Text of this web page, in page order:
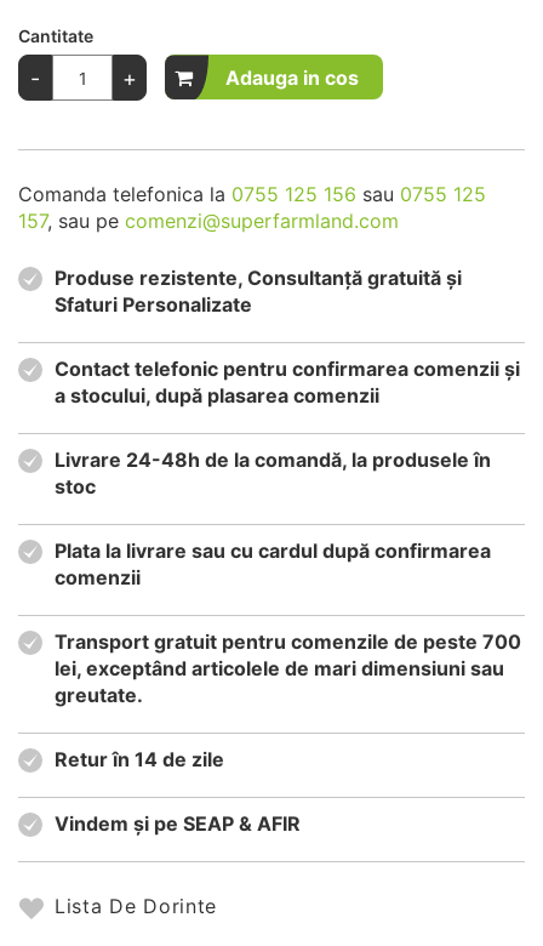
Cantitate
- + Adauga in cos
Comanda telefonica la 0755 125 156 sau 0755 125
157, sau pe comenzi@superfarmland.com
Produse rezistente, Consultanță gratuită și
Sfaturi Personalizate
Contact telefonic pentru confirmarea comenzii și
a stocului, după plasarea comenzii
Livrare 24-48h de la comandă, la produsele în
stoc
Plata la livrare sau cu cardul după confirmarea
comenzii
Transport gratuit pentru comenzile de peste 700
lei, exceptând articolele de mari dimensiuni sau
greutate.
Retur în 14 de zile
Vindem și pe SEAP & AFIR
Lista De Dorinte